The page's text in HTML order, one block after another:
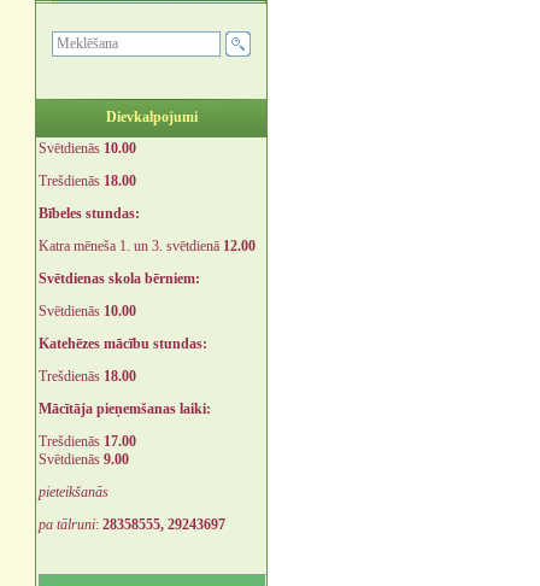
Dievkalpojumi
Svētdienās 10.00
Trešdienās 18.00
Bībeles stundas:
Katra mēneša 1. un 3. svētdienā 12.00
Svētdienas skola bērniem:
Svētdienās 10.00
Katehēzes mācību stundas:
Trešdienās 18.00
Mācītāja pieņemšanas laiki:
Trešdienās 17.00
Svētdienās 9.00
pieteikšanās
pa tālruni: 28358555, 29243697